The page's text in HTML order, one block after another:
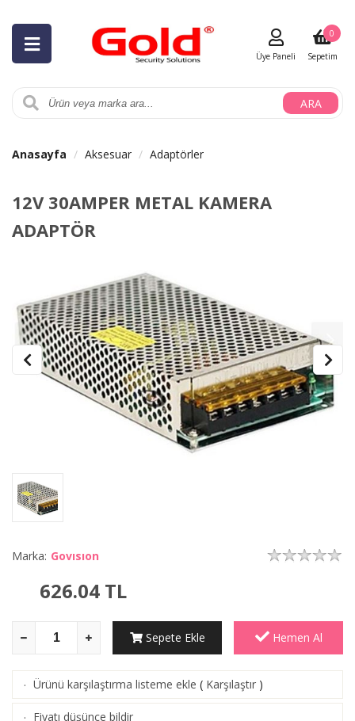
ARA
Üye Paneli Sepetim
0
Anasayfa Aksesuar Adaptörler
12V 30AMPER METAL KAMERA
ADAPTÖR
Marka: Govısıon
626.04 TL
Sepete Ekle Hemen Al
· Ürünü karşılaştırma listeme ekle ( Karşılaştır )
· Fiyatı düşünce bildir